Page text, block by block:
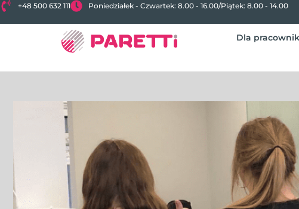
+48 500 632 111 Poniedziałek - Czwartek: 8.00 - 16.00/Piątek: 8.00 - 14.00
Dla